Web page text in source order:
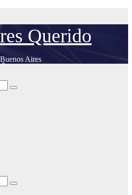
Querido
Aires